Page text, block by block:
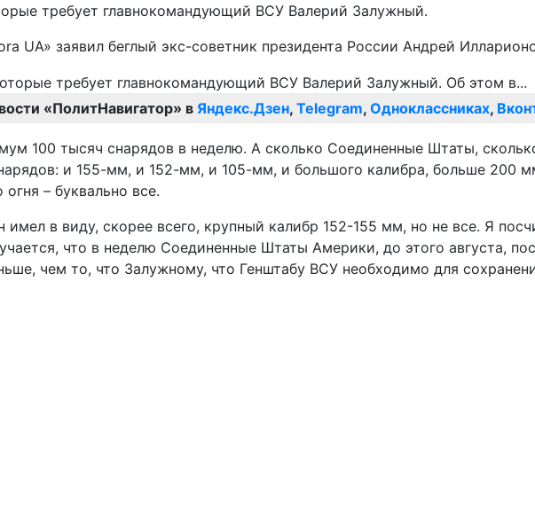
требует главнокомандующий ВСУ Валерий Залужный.
UA» заявил беглый экс-советник президента России Андрей
«ПолитНавигатор» в Яндекс.Дзен, Telegram, Одноклассниках,
100 тысяч снарядов в неделю. А сколько Соединенные Штаты,
и 155-мм, и 152-мм, и 105-мм, и большого калибра, больше
– буквально все.
в виду, скорее всего, крупный калибр 152-155 мм, но не все. Я
что в неделю Соединенные Штаты Америки, до этого августа,
чем то, что Залужному, что Генштабу ВСУ необходимо для